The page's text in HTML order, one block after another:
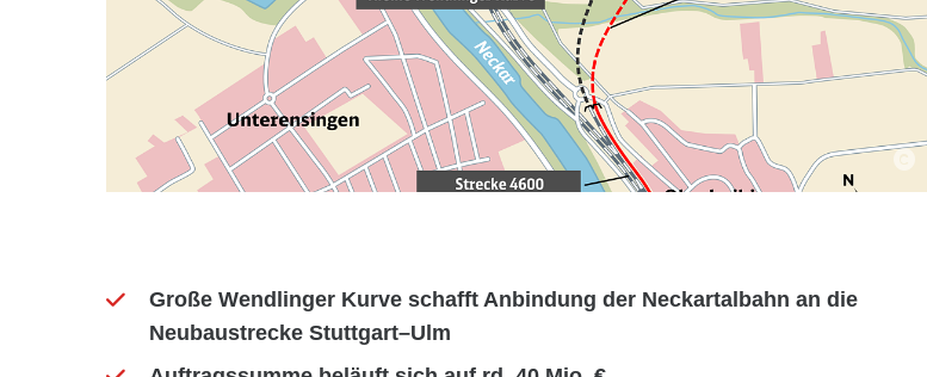
Große Wendlinger Kurve schafft Anbindung der Neckartalbahn an die
Neubaustrecke Stuttgart–Ulm